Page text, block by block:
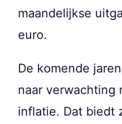
maandelijkse
euro.
De komende
naar verwachting
inflatie. Dat biedt